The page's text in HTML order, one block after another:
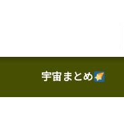
宇宙まとめ